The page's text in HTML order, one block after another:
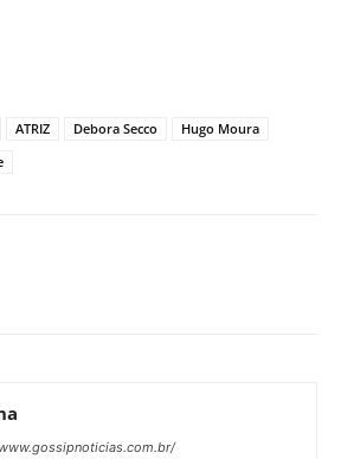
ATRIZ Debora Secco
Hugo Moura